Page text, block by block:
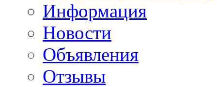
Информация
Новости
Объявления
Отзывы